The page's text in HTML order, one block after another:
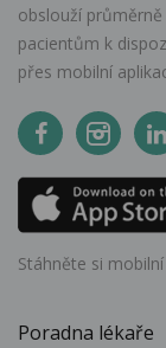
obslouží
pacientům k
přes mobilní
Stáhněte si
Poradna lékaře